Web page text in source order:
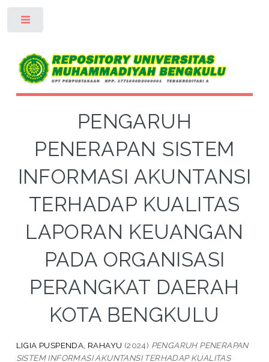
PENGARUH
PENERAPAN SISTEM
INFORMASI AKUNTANSI
TERHADAP KUALITAS
LAPORAN KEUANGAN
PADA ORGANISASI
PERANGKAT DAERAH
KOTA BENGKULU
LIGIA PUSPENDA, RAHAYU (2024) PENGARUH PENERAPAN
SISTEM INFORMASI AKUNTANSI TERHADAP KUALITAS